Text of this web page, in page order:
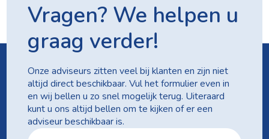
Vragen? We helpen u
graag verder!
Onze adviseurs zitten veel bij klanten en zijn niet
altijd direct beschikbaar. Vul het formulier even in
en wij bellen u zo snel mogelijk terug. Uiteraard
kunt u ons altijd bellen om te kijken of er een
adviseur beschikbaar is.